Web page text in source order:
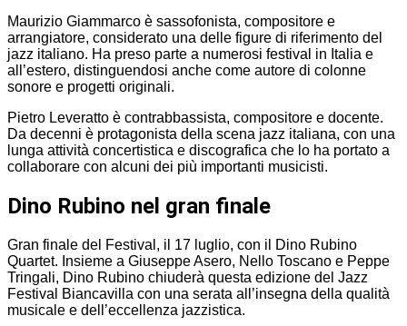
Maurizio Giammarco è sassofonista, compositore e
arrangiatore, considerato una delle figure di riferimento del
jazz italiano. Ha preso parte a numerosi festival in Italia e
all’estero, distinguendosi anche come autore di colonne
sonore e progetti originali.
Pietro Leveratto è contrabbassista, compositore e docente.
Da decenni è protagonista della scena jazz italiana, con una
lunga attività concertistica e discografica che lo ha portato a
collaborare con alcuni dei più importanti musicisti.
Dino Rubino nel gran finale
Gran finale del Festival, il 17 luglio, con il Dino Rubino
Quartet. Insieme a Giuseppe Asero, Nello Toscano e Peppe
Tringali, Dino Rubino chiuderà questa edizione del Jazz
Festival Biancavilla con una serata all’insegna della qualità
musicale e dell’eccellenza jazzistica.